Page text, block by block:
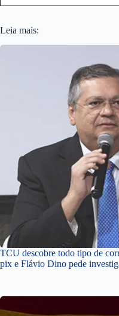
Leia mais:
TCU descobre todo tipo de
pix e Flávio Dino pede